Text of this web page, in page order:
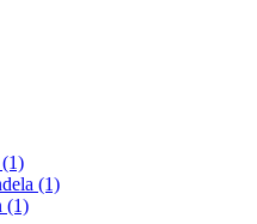
(1)
(1)
(1)